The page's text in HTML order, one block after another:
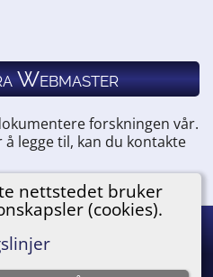
nettstedet bruker
(cookies).
Webmaster
forskningen vår.
legge til, kan du kontakte
Lythgoe © 2001-2026.